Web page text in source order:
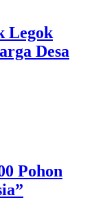
Legok
Desa
Pohon